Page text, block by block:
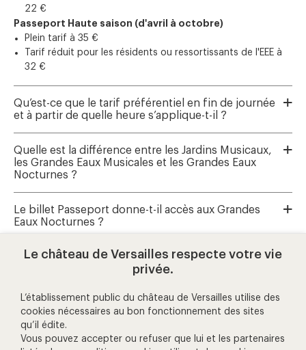
22 €
Passeport Haute saison (d'avril à octobre)
Plein tarif à 35 €
Tarif réduit pour les résidents ou ressortissants de l'EEE à
32 €
Qu’est-ce que le tarif préférentiel en fin de journée
et à partir de quelle heure s’applique-t-il ?
Quelle est la différence entre les Jardins Musicaux,
les Grandes Eaux Musicales et les Grandes Eaux
Nocturnes ?
Le billet Passeport donne-t-il accès aux Grandes
Eaux Nocturnes ?
Où réserver les Grandes Eaux Musicales et les
aide et contact
Le château de Versailles respecte votre vie
privée.
L’établissement public du château de Versailles utilise des
cookies nécessaires au bon fonctionnement des sites
qu’il édite.
Vous pouvez accepter ou refuser que lui et les partenaires